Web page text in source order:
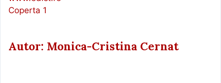
Coperta 1
Autor: Monica-Cristina Cernat